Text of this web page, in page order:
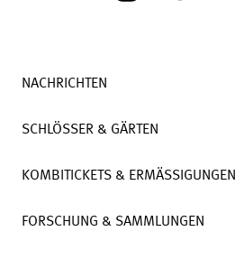
NACHRICHTEN
SCHLÖSSER & GÄRTEN
KOMBITICKETS & ERMÄSSIGUNGEN
FORSCHUNG & SAMMLUNGEN